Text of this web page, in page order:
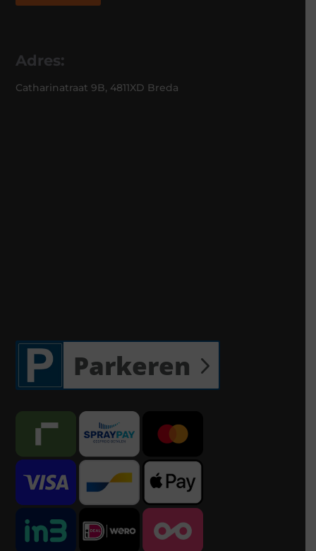
Adres:
Catharinatraat 9B, 4811XD Breda
Parkeren